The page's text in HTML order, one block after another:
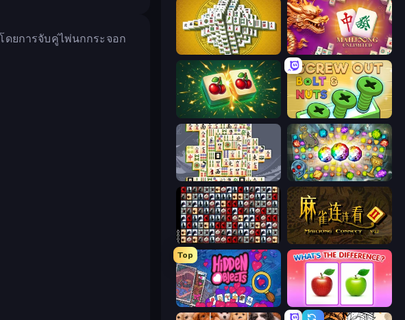
ยการจับคู่ไพ่นกกระจอก
Mahjong Tower Mahjong Unlimited
Mahjong Puzzle: Tile Match Screw Out: Bolts and Nuts
Mahjong Titans Forgotten Treasure 2
War Mahjong Mahjong Connect 2 (Legacy)
Top
Hidden Objects What's The Difference?